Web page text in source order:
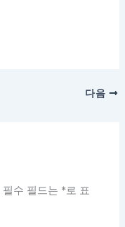
다음
필수 필드는 *로 표